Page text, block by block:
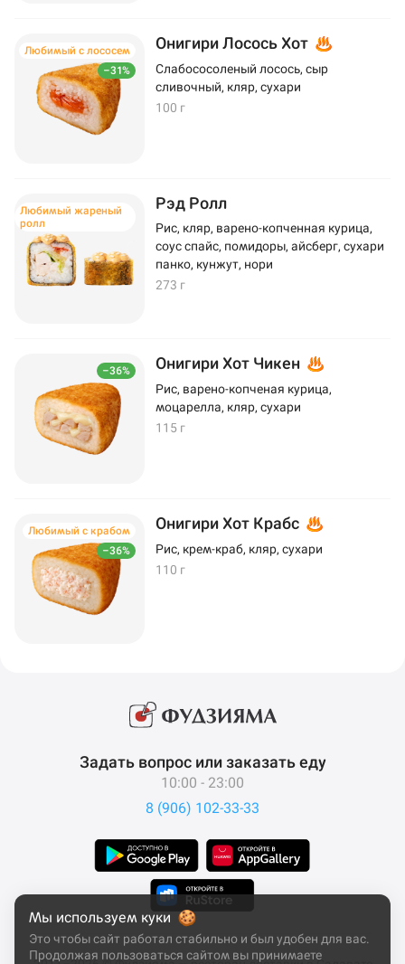
–31%
Любимый с лососем Онигири Лосось Хот
Слабососоленый лосось, сыр
сливочный, кляр, сухари
100 г
Любимый жареный
ролл
Рэд Ролл
Рис, кляр, варено-копченная курица,
соус спайс, помидоры, айсберг, сухари
панко, кунжут, нори
273 г
–36% Онигири Хот Чикен
Рис, варено-копченая курица,
моцарелла, кляр, сухари
115 г
–36%
Любимый с крабом Онигири Хот Крабс
Рис, крем-краб, кляр, сухари
110 г
Задать вопрос или заказать еду
10:00 - 23:00
8 (906) 102-33-33
Мы используем куки
Это чтобы сайт работал стабильно и был удобен для вас.
Продолжая пользоваться сайтом вы принимаете